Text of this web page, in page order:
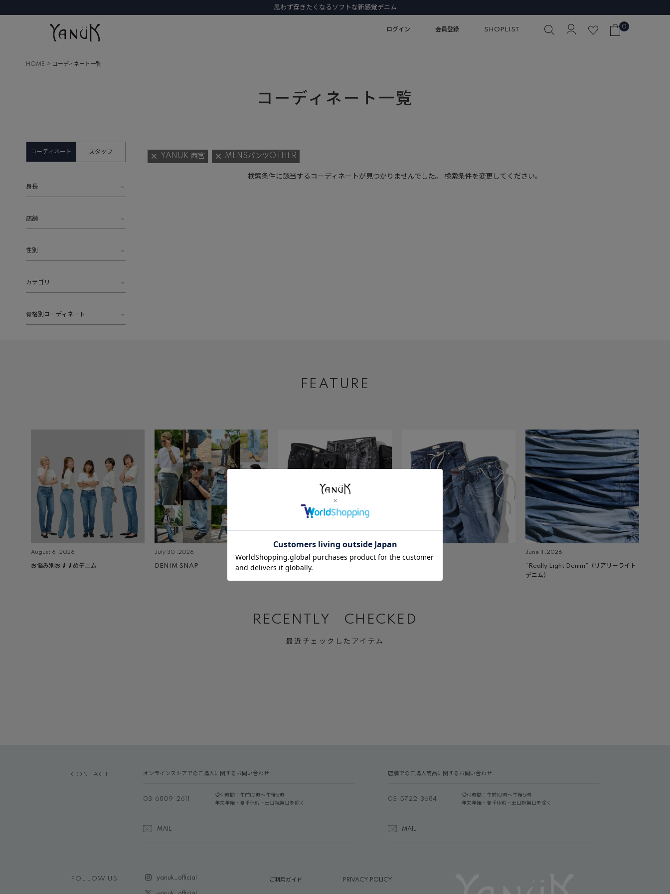
思わず穿きたくなるソフトな新感覚デニム
ログイン 会員登録 SHOPLIST 0
HOME コーディネート一覧
コーディネート一覧
コーディネート スタッフ
身長
店舗
性別
カテゴリ
骨格別コーディネート
YANUK 西宮 MENSパンツOTHER
検索条件に該当するコーディネートが見つかりませんでした。 検索条件を変更してください。
FEATURE
August 6 ,2026
お悩み別おすすめデニム
July 30 ,2026
DENIM SNAP BLACK&GRAY DENIM
June 11 ,2026
“Really Light Denim”（リアリーライト
デニム）
RECENTLY CHECKED
最近チェックしたアイテム
CONTACT オンラインストアでのご購入に関するお問い合わせ
03-6809-2611
受付時間：午前10時～午後5時
年末年始・夏季休暇・土日祝祭日を除く
MAIL
店舗でのご購入商品に関するお問い合わせ
03-5722-3684
受付時間：午前10時～午後5時
年末年始・夏季休暇・土日祝祭日を除く
MAIL
FOLLOW US yanuk_official ご利用ガイド PRIVACY POLICY